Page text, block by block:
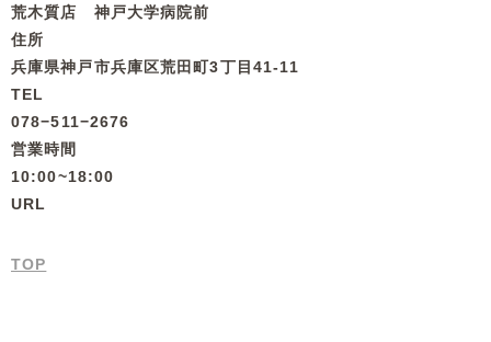
荒木質店 神戸大学病院前
住所
兵庫県神戸市兵庫区荒田町3丁目41-11
TEL
078−511−2676
営業時間
10:00~18:00
URL
TOP